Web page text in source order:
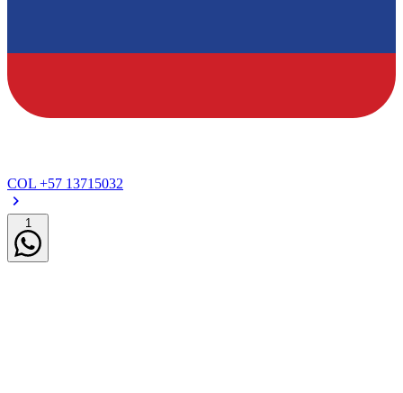
COL +57 13715032
1